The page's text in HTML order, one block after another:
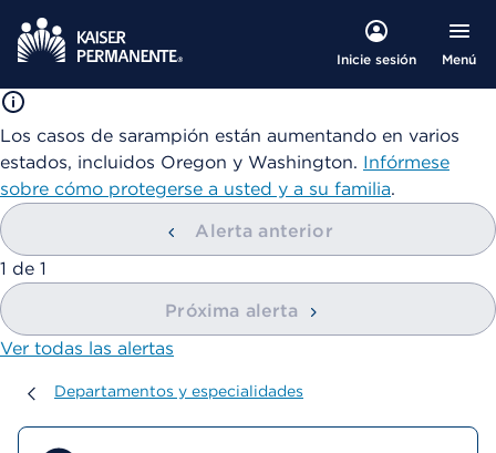
Inicie sesión Menú
Los casos de sarampión están aumentando en varios
estados, incluidos Oregon y Washington. Infórmese
sobre cómo protegerse a usted y a su familia.
Alerta anterior
mostrando
1 de 1
Próxima alerta
Ver todas las alertas
Departamentos y especialidades
Departamentos y especialidades